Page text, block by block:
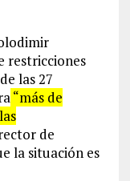
restricciones
las 27
“más de
de
la situación es